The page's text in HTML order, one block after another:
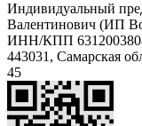
Индивидуальный
Валентинович (ИП
ИНН/КПП
443031, Самарская
45